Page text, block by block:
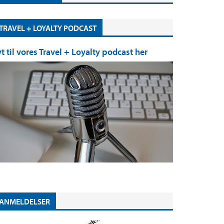
+ LOYALTY PODCAST
til vores Travel + Loyalty podcast her